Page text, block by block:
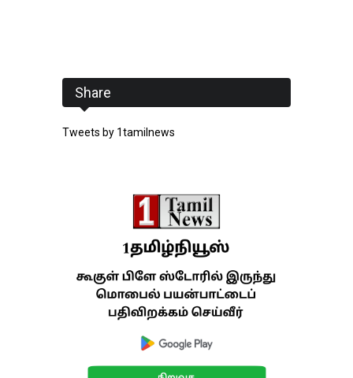
Share
Tweets by 1tamilnews